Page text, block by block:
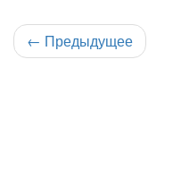
← Предыдущее